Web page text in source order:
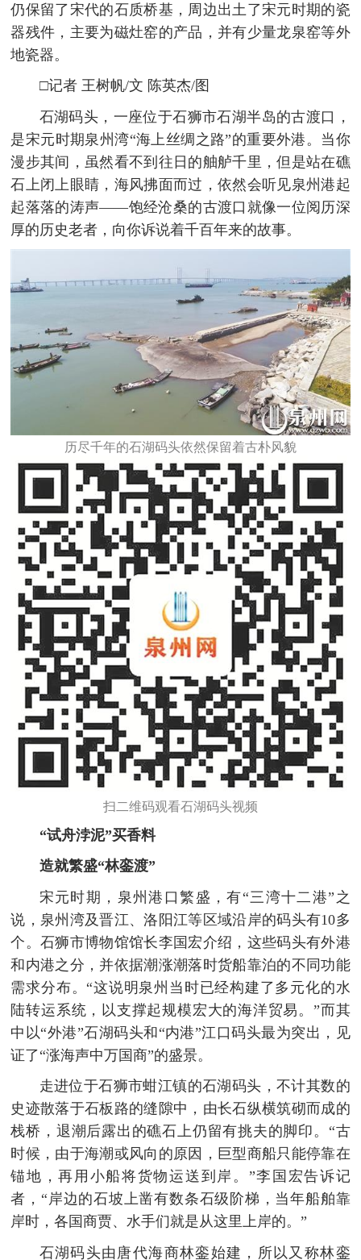
仍保留了宋代的石质桥基，周边出土了宋元时期的瓷
器残件，主要为磁灶窑的产品，并有少量龙泉窑等外
地瓷器。
□记者 王树帆/文 陈英杰/图
石湖码头，一座位于石狮市石湖半岛的古渡口，
是宋元时期泉州湾“海上丝绸之路”的重要外港。当你
漫步其间，虽然看不到往日的舳舻千里，但是站在礁
石上闭上眼睛，海风拂面而过，依然会听见泉州港起
起落落的涛声——饱经沧桑的古渡口就像一位阅历深
厚的历史老者，向你诉说着千百年来的故事。
历尽千年的石湖码头依然保留着古朴风貌
扫二维码观看石湖码头视频
“试舟浡泥”买香料
造就繁盛“林銮渡”
宋元时期，泉州港口繁盛，有“三湾十二港”之
说，泉州湾及晋江、洛阳江等区域沿岸的码头有10多
个。石狮市博物馆馆长李国宏介绍，这些码头有外港
和内港之分，并依据潮涨潮落时货船靠泊的不同功能
需求分布。“这说明泉州当时已经构建了多元化的水
陆转运系统，以支撑起规模宏大的海洋贸易。”而其
中以“外港”石湖码头和“内港”江口码头最为突出，见
证了“涨海声中万国商”的盛景。
走进位于石狮市蚶江镇的石湖码头，不计其数的
史迹散落于石板路的缝隙中，由长石纵横筑砌而成的
栈桥，退潮后露出的礁石上仍留有挑夫的脚印。“古
时候，由于海潮或风向的原因，巨型商船只能停靠在
锚地，再用小船将货物运送到岸。”李国宏告诉记
者，“岸边的石坡上凿有数条石级阶梯，当年船舶靠
岸时，各国商贾、水手们就是从这里上岸的。”
石湖码头由唐代海商林銮始建，所以又称林銮